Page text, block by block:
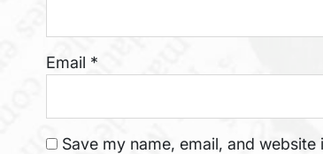
Email *
Save my name, email, and